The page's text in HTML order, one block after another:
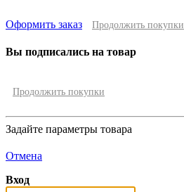
Оформить заказ Продолжить покупки
Вы подписались на товар
Продолжить покупки
Задайте параметры товара
Отмена
Вход